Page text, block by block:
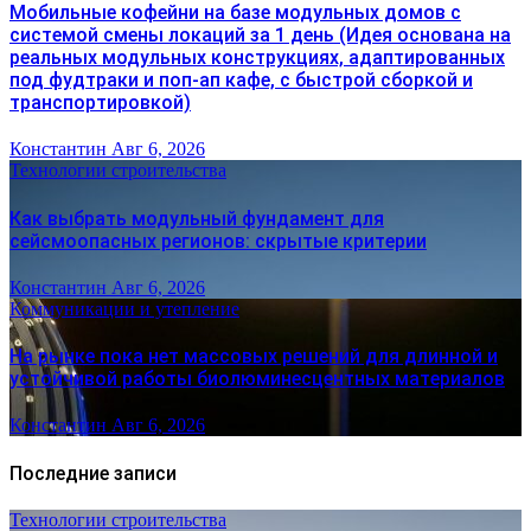
Мобильные кофейни на базе модульных домов с
системой смены локаций за 1 день (Идея основана на
реальных модульных конструкциях, адаптированных
под фудтраки и поп-ап кафе, с быстрой сборкой и
транспортировкой)
Константин Авг 6, 2026
Технологии строительства
Как выбрать модульный фундамент для
сейсмоопасных регионов: скрытые критерии
Константин Авг 6, 2026
Коммуникации и утепление
На рынке пока нет массовых решений для длинной и
устойчивой работы биолюминесцентных материалов
Константин Авг 6, 2026
Последние записи
Технологии строительства